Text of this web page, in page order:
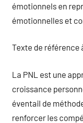
émotionnels en
émotionnelles et
Texte de référence
La PNL est une
croissance
éventail de
renforcer les